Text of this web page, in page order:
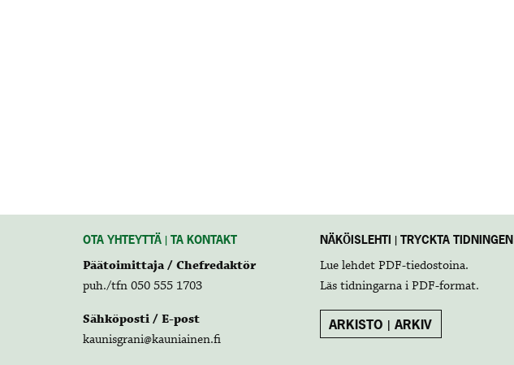
OTA YHTEYTTÄ | TA KONTAKT
Päätoimittaja / Chefredaktör
puh./tfn 050 555 1703
Sähköposti / E-post
kaunisgrani@kauniainen.fi
NÄKÖISLEHTI | TRYCKTA TIDNINGEN
Lue lehdet PDF-tiedostoina.
Läs tidningarna i PDF-format.
ARKISTO | ARKIV